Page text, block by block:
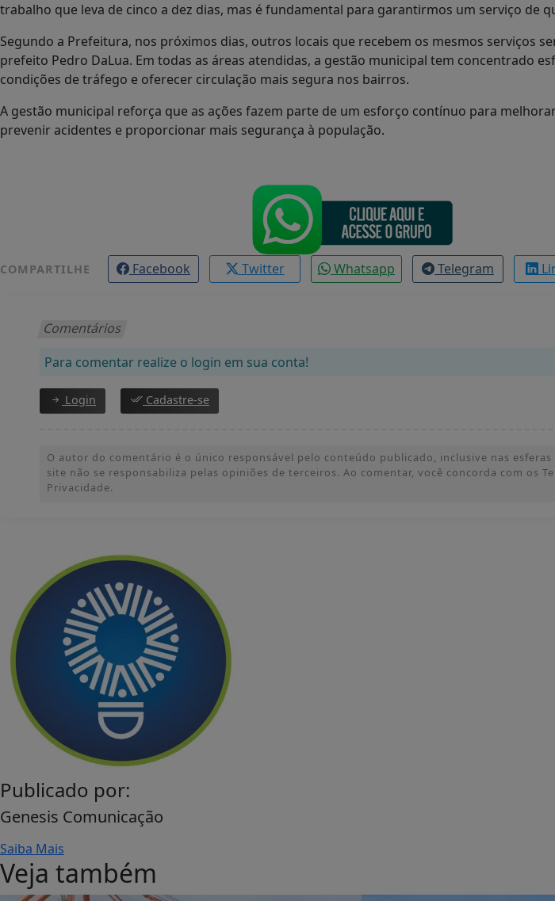
trabalho que leva de cinco a dez dias, mas é fundamental para garantirmos um serviço de
Segundo a Prefeitura, nos próximos dias, outros locais que recebem os mesmos serviços
prefeito Pedro DaLua. Em todas as áreas atendidas, a gestão municipal tem concentrado
condições de tráfego e oferecer circulação mais segura nos bairros.
A gestão municipal reforça que as ações fazem parte de um esforço contínuo para
prevenir acidentes e proporcionar mais segurança à população.
COMPARTILHE Facebook Twitter Whatsapp Telegram
Comentários
Para comentar realize o login em sua conta!
Login Cadastre-se
O autor do comentário é o único responsável pelo conteúdo publicado, inclusive nas esferas
site não se responsabiliza pelas opiniões de terceiros. Ao comentar, você concorda com os
Privacidade.
Publicado por:
Genesis Comunicação
Saiba Mais
Veja também